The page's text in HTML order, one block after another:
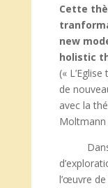
Cette
new
holistic
(«
de
avec la
Moltmann
Dans la
l’œuvre de